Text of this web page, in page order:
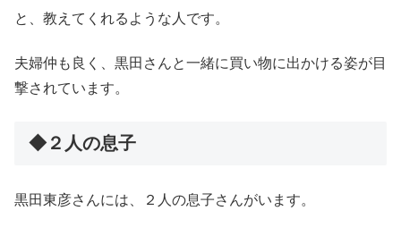
と、教えてくれるような人です。
夫婦仲も良く、黒田さんと一緒に買い物に出かける姿が目
撃されています。
◆２人の息子
黒田東彦さんには、２人の息子さんがいます。